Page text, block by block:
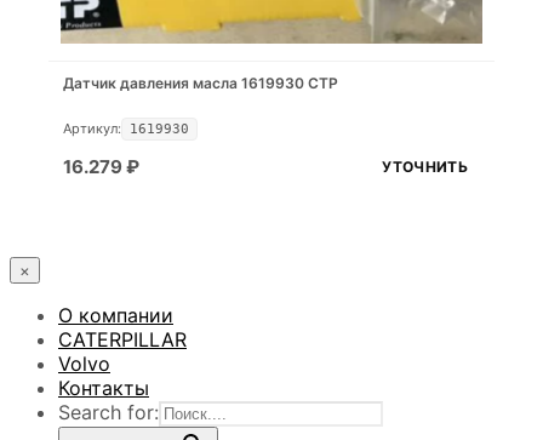
Датчик давления масла 1619930 CTP
Артикул: 1619930
16.279 ₽ УТОЧНИТЬ
×
О компании
CATERPILLAR
Volvo
Контакты
Search for: